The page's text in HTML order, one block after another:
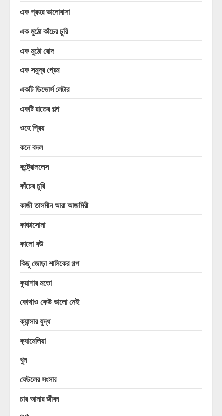
এক প্রহর ভালোবাসা
এক মুঠো কাঁচের চুরি
এক মুঠো রোদ
এক সমুদ্র প্রেম
একটি ডিভোর্স লেটার
একটি রাতের গল্প
ওহে প্রিয়
কনে বদল
কন্ট্রোললেস
কাঁচের চুরি
কাজী তাসমীন আরা আজমিরী
কাঞ্চাসোনা
কালো বউ
কিছু জোড়া শালিকের গল্প
কুয়াশার মতো
কোথাও কেউ ভালো নেই
ক্যান্সার যুদ্ধ
ক্যামেলিয়া
খুন
ঘেউলের সংসার
চার আনার জীবন